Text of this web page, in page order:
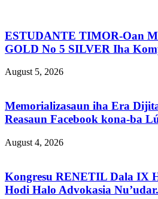
ESTUDANTE TIMOR-Oan
GOLD No 5 SILVER Iha
August 5, 2026
Memorializasaun iha Era
Reasaun Facebook kona-ba
August 4, 2026
Kongresu RENETIL Dala IX
Hodi Halo Advokasia